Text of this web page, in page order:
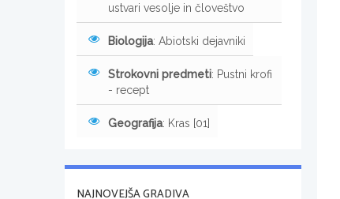
ustvari vesolje in človeštvo
Biologija: Abiotski dejavniki
Strokovni predmeti: Pustni krofi
- recept
Geografija: Kras [01]
NAJNOVEJŠA GRADIVA